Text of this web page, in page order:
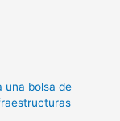
una bolsa de